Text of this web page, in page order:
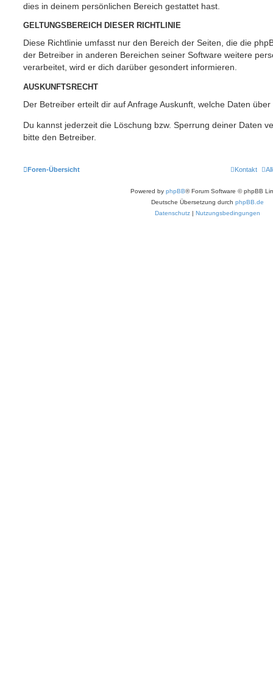
dies in deinem persönlichen Bereich gestattet hast.
GELTUNGSBEREICH DIESER RICHTLINIE
Diese Richtlinie umfasst nur den Bereich der Seiten, die die
der Betreiber in anderen Bereichen seiner Software weitere
verarbeitet, wird er dich darüber gesondert informieren.
AUSKUNFTSRECHT
Der Betreiber erteilt dir auf Anfrage Auskunft, welche Daten
Du kannst jederzeit die Löschung bzw. Sperrung deiner Daten
bitte den Betreiber.
Foren-Übersicht Kontakt
Powered by phpBB® Forum Software © phpBB
Deutsche Übersetzung durch phpBB.de
Datenschutz | Nutzungsbedingungen